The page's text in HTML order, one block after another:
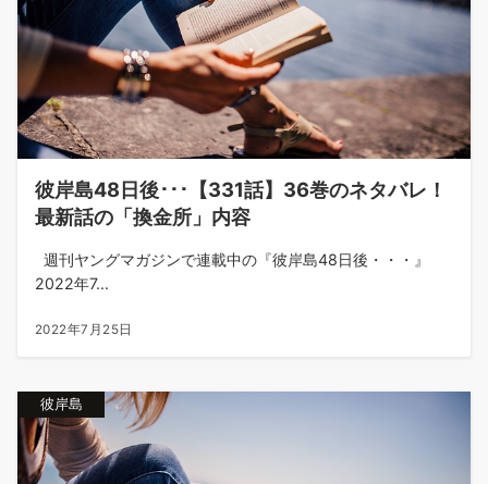
彼岸島48日後･･･【331話】36巻のネタバレ！
最新話の「換金所」内容
週刊ヤングマガジンで連載中の『彼岸島48日後・・・』
2022年7...
2022年7月25日
彼岸島